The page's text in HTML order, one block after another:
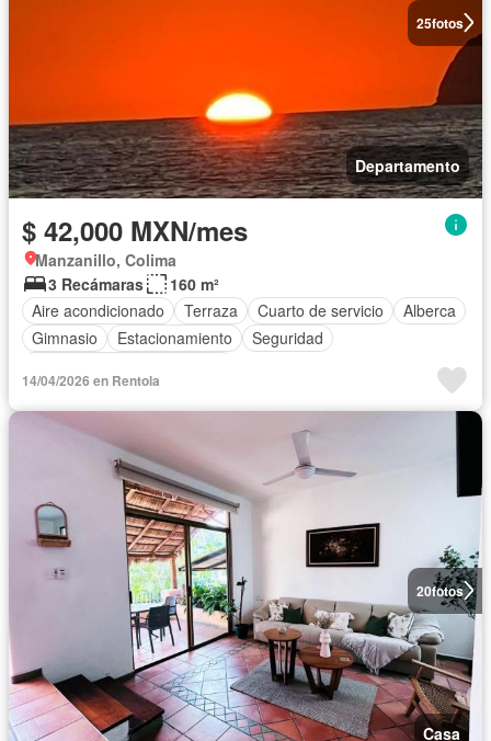
25fotos
Departamento
$ 42,000 MXN/mes
Manzanillo, Colima
3 Recámaras
160 m²
Aire acondicionado
Terraza Cuarto de servicio
Alberca
Gimnasio
Estacionamiento
Seguridad
14/04/2026 en Rentola
20fotos
Casa